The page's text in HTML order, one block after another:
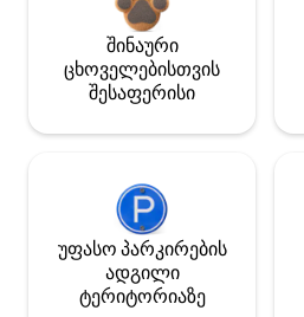
შინაური
ცხოველებისთვის
შესაფერისი
უფასო პარკირების
ადგილი
ტერიტორიაზე